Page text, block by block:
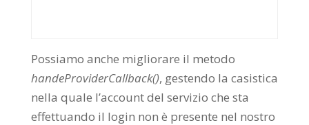
Possiamo anche migliorare il metodo
handeProviderCallback(), gestendo la casistica
nella quale l’account del servizio che sta
effettuando il login non è presente nel nostro